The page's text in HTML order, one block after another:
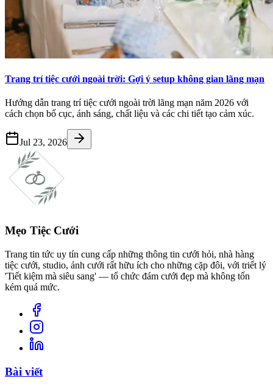
Trang trí tiệc cưới ngoài trời: Gợi ý setup không gian lãng mạn
Hướng dẫn trang trí tiệc cưới ngoài trời lãng mạn năm 2026 với
cách chọn bố cục, ánh sáng, chất liệu và các chi tiết tạo cảm xúc.
Jul 23, 2026
Mẹo Tiệc Cưới
Trang tin tức uy tín cung cấp những thông tin cưới hỏi, nhà hàng
tiệc cưới, studio, ảnh cưới rất hữu ích cho những cặp đôi, với triết lý
'Tiết kiệm mà siêu sang' — tổ chức đám cưới đẹp mà không tốn
kém quá mức.
Bài viết